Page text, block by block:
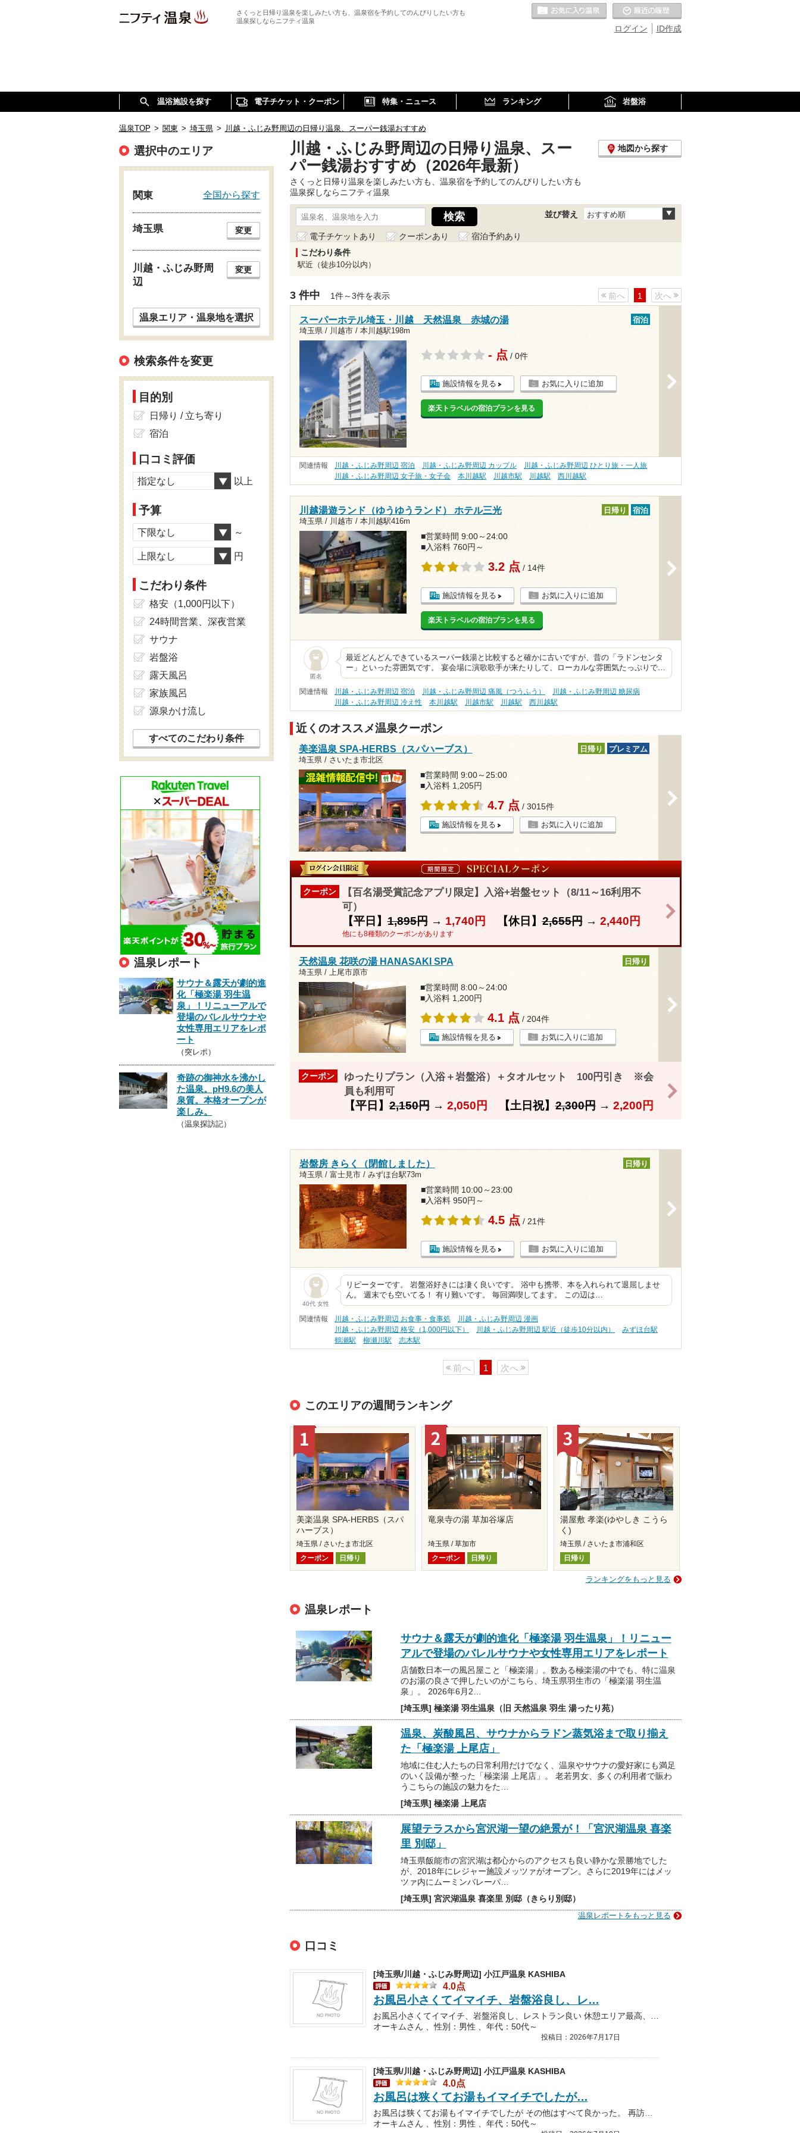
さくっと日帰り温泉を楽しみたい方も、温泉宿を予約してのんびりしたい方も
温泉探しならニフティ温泉
ID作成
ログイン
お気に入りの温泉
温浴施設を探す 電子チケット・クーポン 特集・ニュース ランキング 岩盤浴
温泉TOP > 関東 > 埼玉県 > 川越・ふじみ野周辺の日帰り温泉、スーパー銭湯おすすめ
川越・ふじみ野周辺の日帰り温泉、スー
パー銭湯おすすめ（2026年最新）
地図から探す
さくっと日帰り温泉を楽しみたい方も、温泉宿を予約してのんびりしたい方も
温泉探しならニフティ温泉
並び替え おすすめ順
電子チケットあり クーポンあり
宿泊予約あり
こだわり条件
駅近（徒歩10分以内）
3 件中 1件～3件を表示 前へ 1 次へ
スーパーホテル埼玉・川越 天然温泉 赤城の湯
埼玉県 / 川越市 / 本川越駅198m
宿泊
- 点 / 0件
施設情報を見る お気に入りに追加
楽天トラベルの宿泊プランを見る
関連情報 川越・ふじみ野周辺 宿泊 川越・ふじみ野周辺 カップル
川越・ふじみ野周辺 ひとり旅・一人旅
川越・ふじみ野周辺 女子旅・女子会
本川越駅 川越市駅 川越駅 西川越駅
川越湯遊ランド（ゆうゆうランド） ホテル三光
埼玉県 / 川越市 / 本川越駅416m
日帰り 宿泊
■営業時間 9:00～24:00
■入浴料 760円～
3.2 点 / 14件
施設情報を見る お気に入りに追加
楽天トラベルの宿泊プランを見る
匿名
最近どんどんできているスーパー銭湯と比較すると確かに古いですが、昔の「ラドンセンタ
ー」といった雰囲気です。 宴会場に演歌歌手が来たりして、ローカルな雰囲気たっぷりで…
関連情報 川越・ふじみ野周辺 宿泊 川越・ふじみ野周辺 痛風（つうふう）
川越・ふじみ野周辺 糖尿病
川越・ふじみ野周辺 冷え性
本川越駅 川越市駅 川越駅 西川越駅
近くのオススメ温泉クーポン
美楽温泉 SPA-HERBS（スパハーブス）
埼玉県 / さいたま市北区
日帰り プレミアム
■営業時間 9:00～25:00
■入浴料 1,205円
4.7 点 / 3015件
施設情報を見る お気に入りに追加
クーポン
【百名湯受賞記念アプリ限定】入浴+岩盤セット（8/11～16利用不
可）
【平日】1,895円→ 1,740円 【休日】2,655円→ 2,440円
他にも8種類のクーポンがあります
天然温泉 花咲の湯 HANASAKI SPA
埼玉県 / 上尾市原市
日帰り
■営業時間 8:00～24:00
■入浴料 1,200円
4.1 点 / 204件
施設情報を見る お気に入りに追加
クーポン
ゆったりプラン（入浴＋岩盤浴）＋タオルセット 100円引き ※会
員も利用可
【平日】2,150円→ 2,050円 【土日祝】2,300円→ 2,200円
岩盤房 きらく（閉館しました）
埼玉県 / 富士見市 / みずほ台駅73m
日帰り
■営業時間 10:00～23:00
■入浴料 950円～
4.5 点 / 21件
施設情報を見る お気に入りに追加
40代 女性
リピーターです。 岩盤浴好きには凄く良いです。 浴中も携帯、本を入れられて退屈しませ
ん。 週末でも空いてる！ 有り難いです。 毎回満喫してます。 この辺は…
関連情報 川越・ふじみ野周辺 お食事・食事処
川越・ふじみ野周辺 漫画
川越・ふじみ野周辺 格安（1,000円以下）
川越・ふじみ野周辺 駅近（徒歩10分以内）
みずほ台駅
鶴瀬駅
柳瀬川駅 志木駅
前へ 1 次へ
このエリアの週間ランキング
美楽温泉 SPA-HERBS（スパ
ハーブス）
埼玉県 / さいたま市北区
クーポン
日帰り
竜泉寺の湯 草加谷塚店
埼玉県 / 草加市
クーポン
日帰り
湯屋敷 孝楽(ゆやしき こうら
く)
埼玉県 / さいたま市浦和区
日帰り
ランキングをもっと見る
温泉レポート
サウナ＆露天が劇的進化「極楽湯 羽生温泉」！リニュー
アルで登場のバレルサウナや女性専用エリアをレポート
店舗数日本一の風呂屋こと「極楽湯」。数ある極楽湯の中でも、特に温泉
のお湯の良さで押したいのがこちら、埼玉県羽生市の「極楽湯 羽生温
泉」。 2026年6月2…
[埼玉県] 極楽湯 羽生温泉（旧 天然温泉 羽生 湯ったり苑）
温泉、炭酸風呂、サウナからラドン蒸気浴まで取り揃え
た「極楽湯 上尾店」
地域に住む人たちの日常利用だけでなく、温泉やサウナの愛好家にも満足
のいく設備が整った「極楽湯 上尾店」。 老若男女、多くの利用者で賑わ
うこちらの施設の魅力をた…
[埼玉県] 極楽湯 上尾店
展望テラスから宮沢湖一望の絶景が！「宮沢湖温泉 喜楽
里 別邸」
埼玉県飯能市の宮沢湖は都心からのアクセスも良い静かな景勝地でした
が、2018年にレジャー施設メッツァがオープン。さらに2019年にはメッ
ツァ内にムーミンバレーパ…
[埼玉県] 宮沢湖温泉 喜楽里 別邸（きらり別邸）
温泉レポートをもっと見る
口コミ
[埼玉県/川越・ふじみ野周辺] 小江戸温泉 KASHIBA
4.0点
お風呂小さくてイマイチ、岩盤浴良し、レ…
オーキムさん 、性別：男性 、年代：50代～
投稿日：2026年7月17日
[埼玉県/川越・ふじみ野周辺] 小江戸温泉 KASHIBA
4.0点
お風呂は狭くてお湯もイマイチでしたが…
お風呂は狭くてお湯もイマイチでしたが その他はすべて良かった。 再訪したい温泉施設です
オーキムさん 、性別：男性 、年代：50代～
選択中のエリア
関東 全国から探す
埼玉県 変更
川越・ふじみ野周
辺
変更
温泉エリア・温泉地を選択
検索条件を変更
目的別
日帰り / 立ち寄り
宿泊
口コミ評価
指定なし 以上
予算
下限なし ～
上限なし 円
こだわり条件
格安（1,000円以下）
24時間営業、深夜営業
サウナ
岩盤浴
露天風呂
家族風呂
源泉かけ流し
すべてのこだわり条件
温泉レポート
サウナ＆露天が劇的進
化「極楽湯 羽生温
泉」！リニューアルで
登場のバレルサウナや
女性専用エリアをレポ
ート
（突レポ）
奇跡の御神水を沸かし
た温泉。pH9.6の美人
泉質。本格オープンが
楽しみ。
（温泉探訪記）